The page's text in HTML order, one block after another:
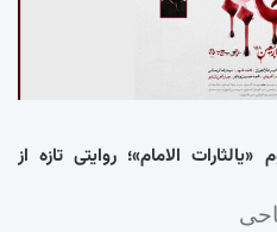
الامام»؛ روایتی تازه از